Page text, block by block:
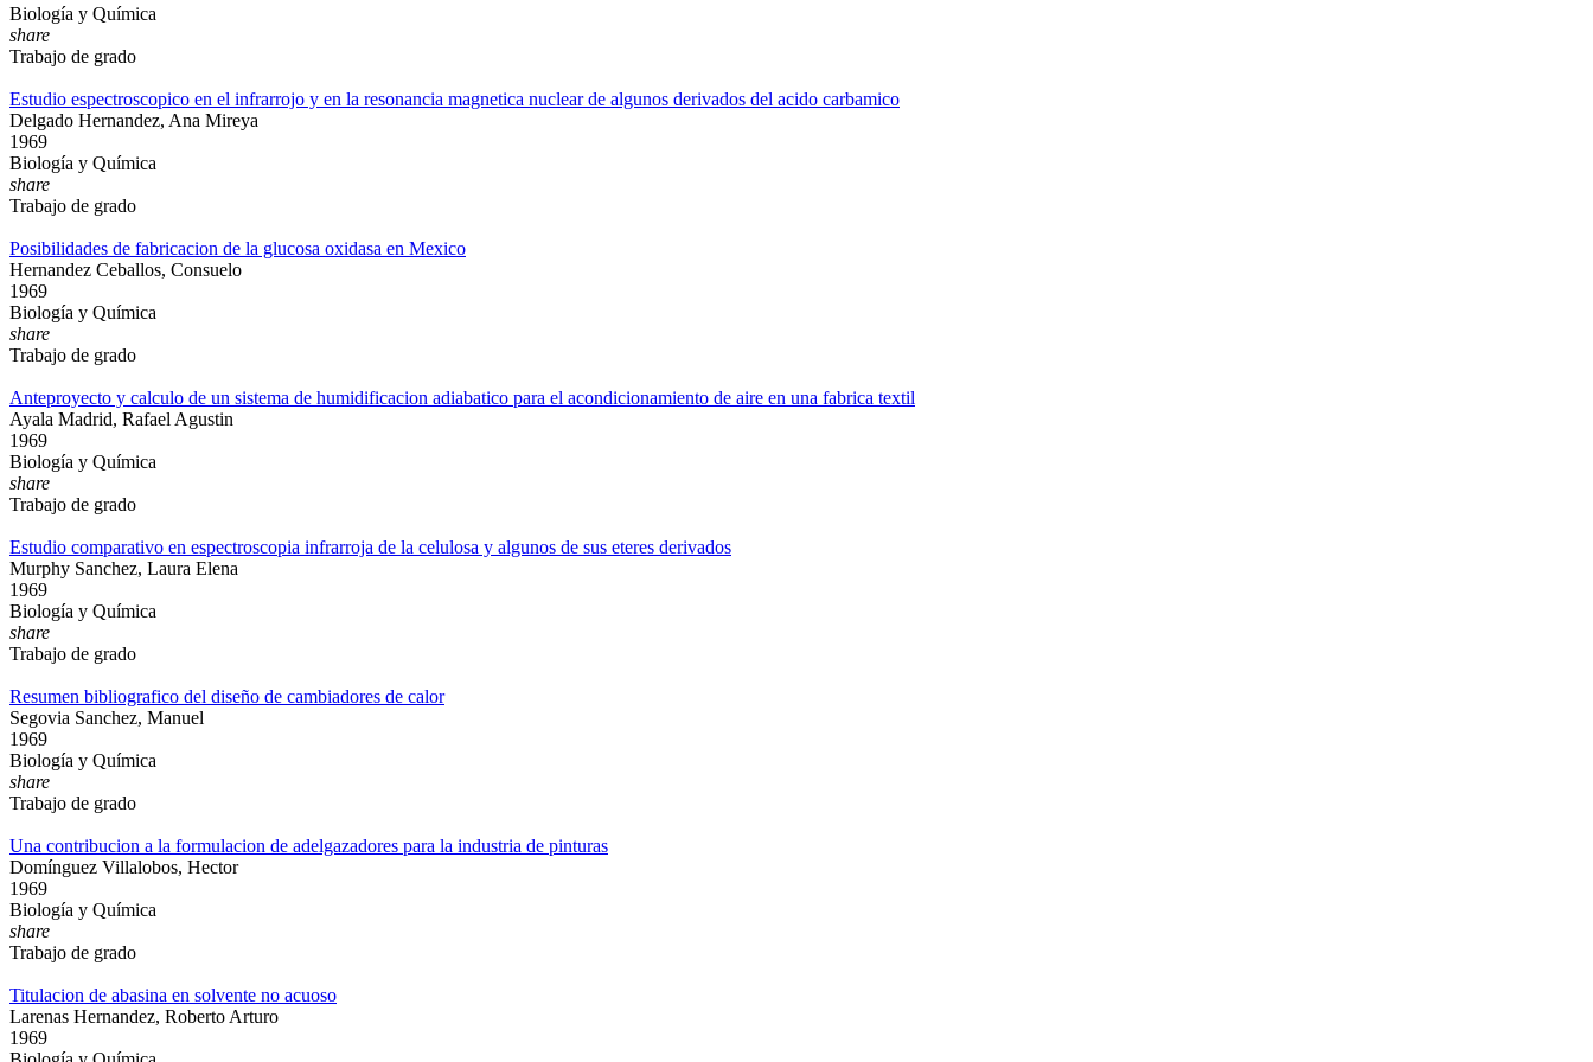
Biología y Química
share
Trabajo de grado
Estudio espectroscopico en el infrarrojo y en la resonancia magnetica nuclear de algunos derivados del acido carbamico
Delgado Hernandez, Ana Mireya
1969
Biología y Química
share
Trabajo de grado
Posibilidades de fabricacion de la glucosa oxidasa en Mexico
Hernandez Ceballos, Consuelo
1969
Biología y Química
share
Trabajo de grado
Anteproyecto y calculo de un sistema de humidificacion adiabatico para el acondicionamiento de aire en una fabrica textil
Ayala Madrid, Rafael Agustin
1969
Biología y Química
share
Trabajo de grado
Estudio comparativo en espectroscopia infrarroja de la celulosa y algunos de sus eteres derivados
Murphy Sanchez, Laura Elena
1969
Biología y Química
share
Trabajo de grado
Resumen bibliografico del diseño de cambiadores de calor
Segovia Sanchez, Manuel
1969
Biología y Química
share
Trabajo de grado
Una contribucion a la formulacion de adelgazadores para la industria de pinturas
Domínguez Villalobos, Hector
1969
Biología y Química
share
Trabajo de grado
Titulacion de abasina en solvente no acuoso
Larenas Hernandez, Roberto Arturo
1969